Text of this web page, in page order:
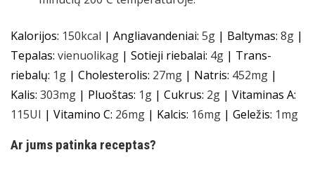
Kalorijos: 150kcal | Angliavandeniai: 5g | Baltymas: 8g |
Tepalas: vienuolikag | Sotieji riebalai: 4g | Trans-
riebalų: 1g | Cholesterolis: 27mg | Natris: 452mg |
Kalis: 303mg | Pluoštas: 1g | Cukrus: 2g | Vitaminas A:
115UI | Vitamino C: 26mg | Kalcis: 16mg | Geležis: 1mg
Ar jums patinka receptas?